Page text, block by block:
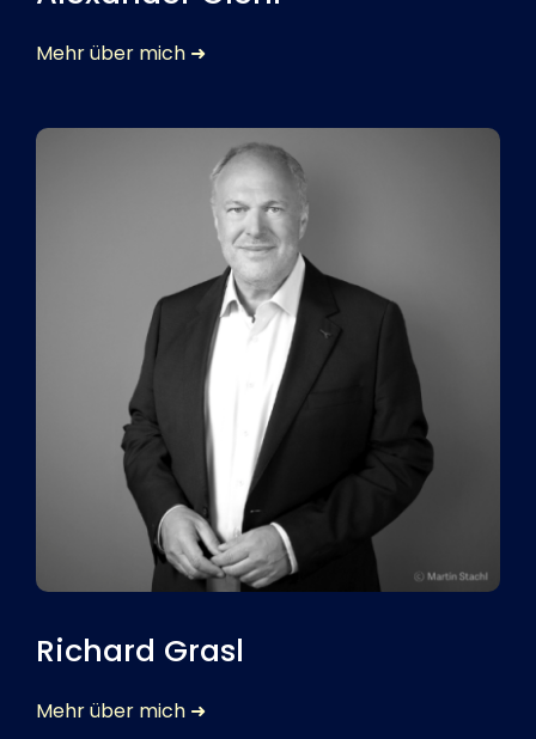
Mehr über mich ➜
Richard Grasl
Mehr über mich ➜